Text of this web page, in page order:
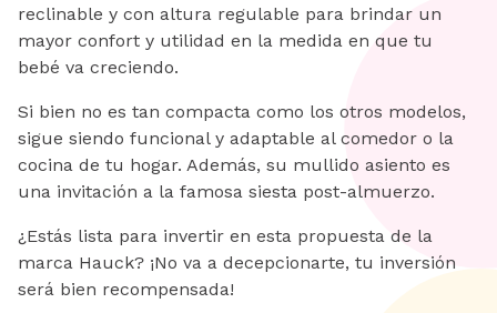
reclinable y con altura regulable para brindar un
mayor confort y utilidad en la medida en que tu
bebé va creciendo.
Si bien no es tan compacta como los otros modelos,
sigue siendo funcional y adaptable al comedor o la
cocina de tu hogar. Además, su mullido asiento es
una invitación a la famosa siesta post-almuerzo.
¿Estás lista para invertir en esta propuesta de la
marca Hauck? ¡No va a decepcionarte, tu inversión
será bien recompensada!